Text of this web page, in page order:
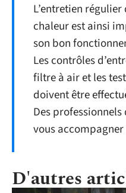
L’entretien
chaleur est ainsi
son bon
Les contrôles
filtre à air et les
doivent être
Des
vous
D'autres